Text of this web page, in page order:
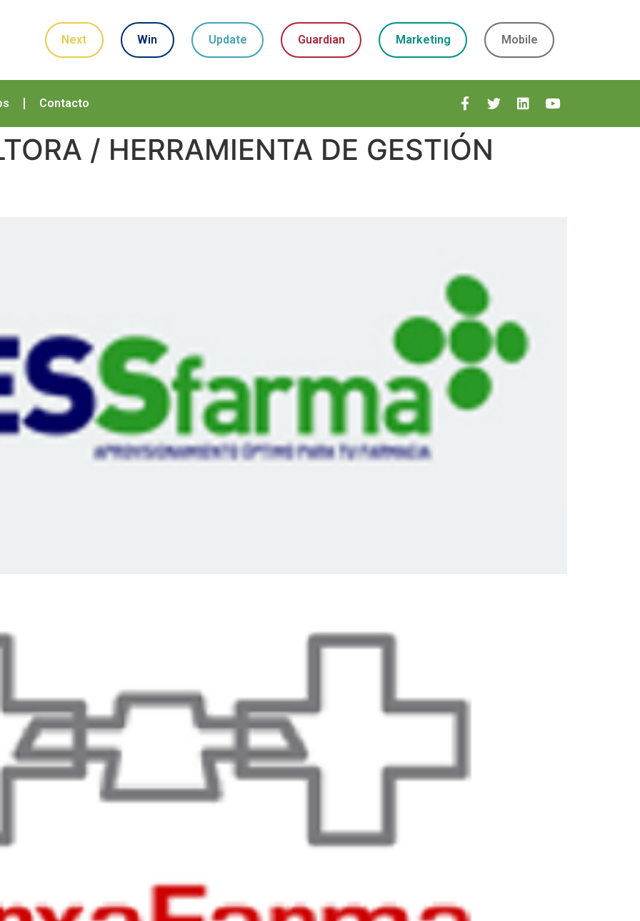
Next Win Update Guardian Marketing Mobile
Contacto
/ HERRAMIENTA DE GESTIÓN